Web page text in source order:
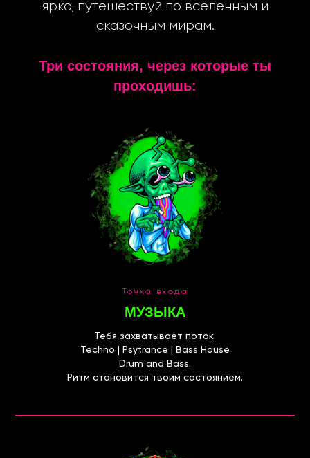
ярко, путешествуй по вселенным и
сказочным мирам.
Три состояния, через которые ты
проходишь:
Точка входа
МУЗЫКА
Тебя захватывает поток:
Techno | Psytrance | Bass House
Drum and Bass.
Ритм становится твоим состоянием.